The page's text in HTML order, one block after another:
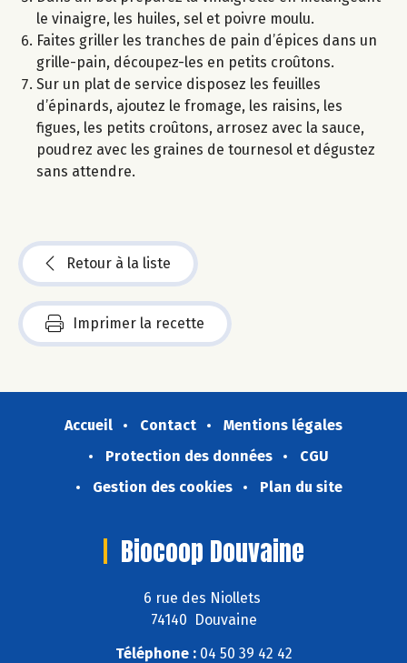
le vinaigre, les huiles, sel et poivre moulu.
Faites griller les tranches de pain d’épices dans un
grille-pain, découpez-les en petits croûtons.
Sur un plat de service disposez les feuilles
d’épinards, ajoutez le fromage, les raisins, les
figues, les petits croûtons, arrosez avec la sauce,
poudrez avec les graines de tournesol et dégustez
sans attendre.
Retour à la liste
Imprimer la recette
Accueil Contact
Mentions légales
Protection des données
CGU
Gestion des cookies
Plan du site
Biocoop Douvaine
6 rue des Niollets
74140 Douvaine
Téléphone :04 50 39 42 42